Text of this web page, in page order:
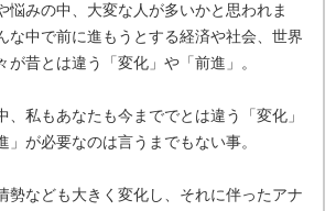
悩みの中、大変な人が多いかと思われま
な中で前に進もうとする経済や社会、世界
が昔とは違う「変化」や「前進」。
、私もあなたも今まででとは違う「変化」
」が必要なのは言うまでもない事。
勢なども大きく変化し、それに伴ったアナ